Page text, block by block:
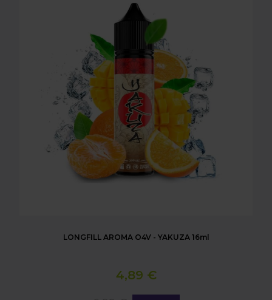
LONGFILL AROMA O4V - YAKUZA 16ml
4,89 €